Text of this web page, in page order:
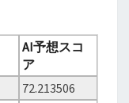
AI予想スコ
ア
72.213506